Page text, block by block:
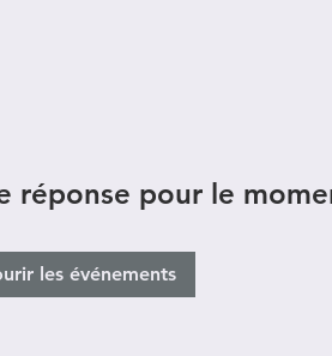
réponse pour le
les événements